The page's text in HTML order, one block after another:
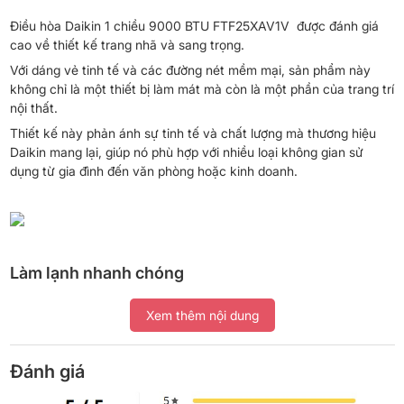
Điều hòa Daikin 1 chiều 9000 BTU FTF25XAV1V được đánh giá
cao về thiết kế trang nhã và sang trọng.
Với dáng vẻ tinh tế và các đường nét mềm mại, sản phẩm này
không chỉ là một thiết bị làm mát mà còn là một phần của trang trí
nội thất.
Thiết kế này phản ánh sự tinh tế và chất lượng mà thương hiệu
Daikin mang lại, giúp nó phù hợp với nhiều loại không gian sử
dụng từ gia đình đến văn phòng hoặc kinh doanh.
Làm lạnh nhanh chóng
Điều hòa Daikin 1 chiều 9000 BTU FTF25XAV1V được thiết kế với
công nghệ tiên tiến giúp làm lạnh nhanh chóng và mang lại cảm
giác mát tức thì cho không gian.
Xem thêm nội dung
Đánh giá